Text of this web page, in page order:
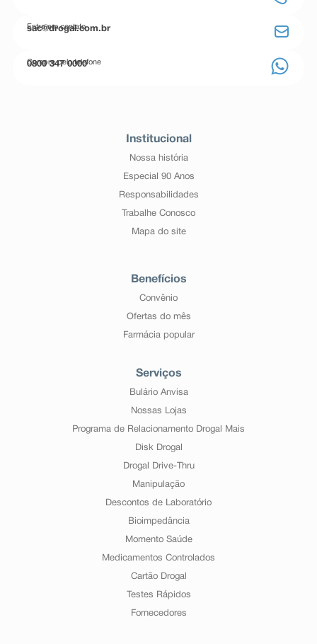
Entre em contato
sac@drogal.com.br
Compre pelo telefone
0800 347 0000
Institucional
Nossa história
Especial 90 Anos
Responsabilidades
Trabalhe Conosco
Mapa do site
Benefícios
Convênio
Ofertas do mês
Farmácia popular
Serviços
Bulário Anvisa
Nossas Lojas
Programa de Relacionamento Drogal Mais
Disk Drogal
Drogal Drive-Thru
Manipulação
Descontos de Laboratório
Bioimpedância
Momento Saúde
Medicamentos Controlados
Cartão Drogal
Testes Rápidos
Fornecedores